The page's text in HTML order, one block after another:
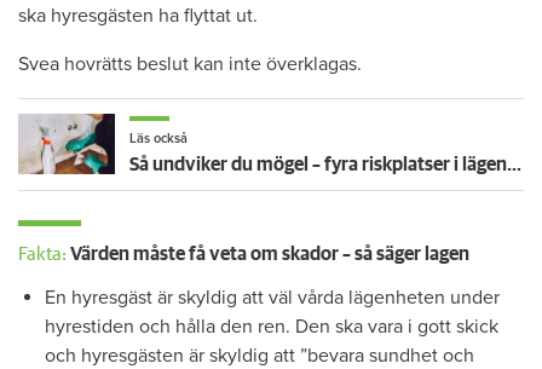
ska hyresgästen ha flyttat ut.
Svea hovrätts beslut kan inte överklagas.
Läs också
Så undviker du mögel – fyra riskplatser i lägenheten: ”Måste städa bort”
Fakta: Värden måste få veta om skador – så säger lagen
En hyresgäst är skyldig att väl vårda lägenheten under
hyrestiden och hålla den ren. Den ska vara i gott skick
och hyresgästen är skyldig att ”bevara sundhet och